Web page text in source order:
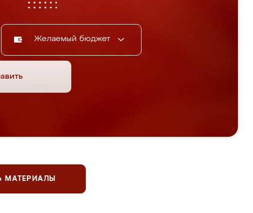
Желаемый бюджет
МАТЕРИАЛЫ